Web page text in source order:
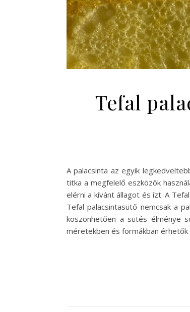
Tefal
A palacsinta az egyik
titka a megfelelő eszközök
elérni a kívánt állagot és ízt. A
Tefal palacsintasütő nemcsak a
köszönhetően a sütés élménye
méretekben és formákban